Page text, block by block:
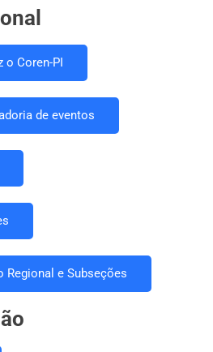
o Coren-PI
de eventos
Regional e Subseções